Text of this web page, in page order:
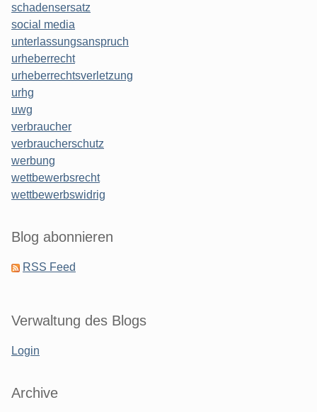
schadensersatz
social media
unterlassungsanspruch
urheberrecht
urheberrechtsverletzung
urhg
uwg
verbraucher
verbraucherschutz
werbung
wettbewerbsrecht
wettbewerbswidrig
Blog abonnieren
RSS Feed
Verwaltung des Blogs
Login
Archive